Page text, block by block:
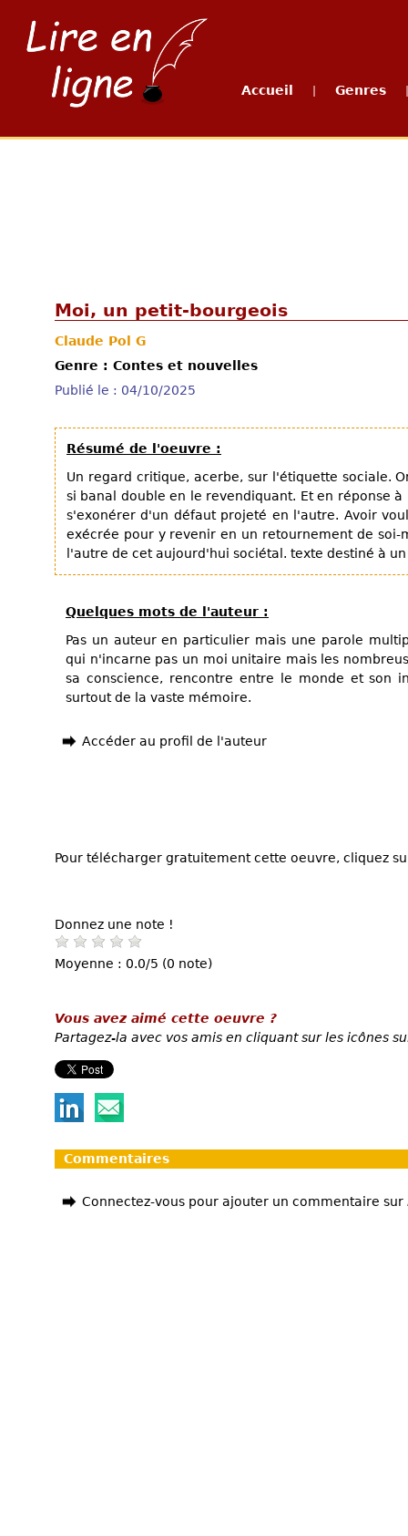
Accueil Genres
Moi, un petit-bourgeois
Claude Pol G
Genre : Contes et nouvelles
Publié le : 04/10/2025
Résumé de l'oeuvre :
Un regard critique, acerbe, sur l'étiquette sociale.
si banal double en le revendiquant. Et en réponse
s'exonérer d'un défaut projeté en l'autre. Avoir
exécrée pour y revenir en un retournement de soi-
l'autre de cet aujourd'hui sociétal. texte destiné à
Quelques mots de l'auteur :
Pas un auteur en particulier mais une parole
qui n'incarne pas un moi unitaire mais les
sa conscience, rencontre entre le monde et son
surtout de la vaste mémoire.
Accéder au profil de l'auteur
Pour télécharger gratuitement cette oeuvre, cliquez
Donnez une note !
Moyenne : 0.0/5 (0 note)
Vous avez aimé cette oeuvre ?
Partagez-la avec vos amis en cliquant sur les icônes
Commentaires
Connectez-vous pour ajouter un commentaire sur